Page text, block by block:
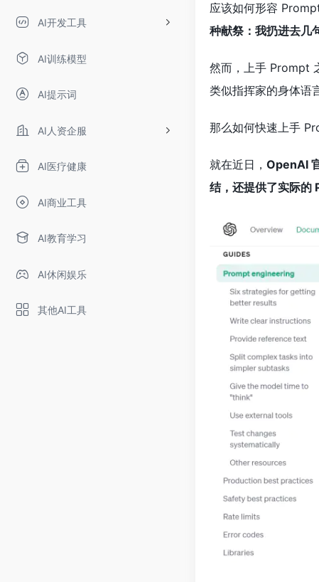
AI开发工具
AI训练模型
AI提示词
AI人资企服
AI医疗健康
AI商业工具
AI教育学习
AI休闲娱乐
其他AI工具
应该如何形容
种献祭：我扔进去几
然而，上手 Prompt
类似指挥家的身体语
那么如何快速上手
就在近日， OpenAI
结，还提供了实际的